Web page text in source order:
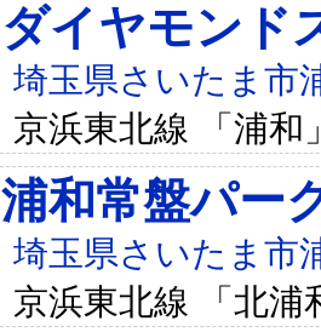
ダイヤモンド
埼玉県さいたま市
京浜東北線 「浦和
浦和常盤パー
埼玉県さいたま市
京浜東北線 「北浦